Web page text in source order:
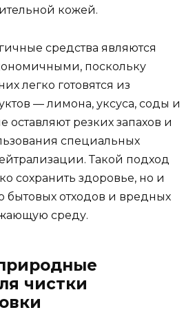
кожей.
средства являются
поскольку
легко готовятся из
— лимона, уксуса, соды и
оставляют резких запахов и
специальных
Такой подход
сохранить здоровье, но и
бытовых отходов и вредных
среду.
чистки